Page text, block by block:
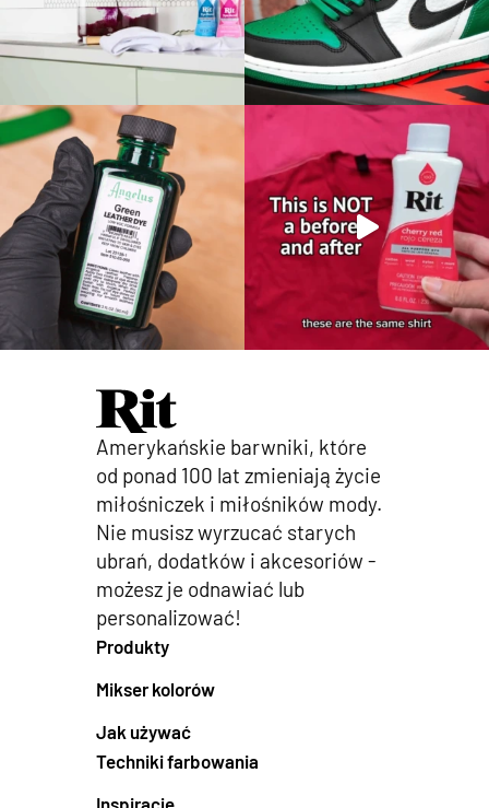
Amerykańskie barwniki, które
od ponad 100 lat zmieniają życie
miłośniczek i miłośników mody.
Nie musisz wyrzucać starych
ubrań, dodatków i akcesoriów -
możesz je odnawiać lub
personalizować!
Produkty
Mikser kolorów
Jak używać
Techniki farbowania
Inspiracje